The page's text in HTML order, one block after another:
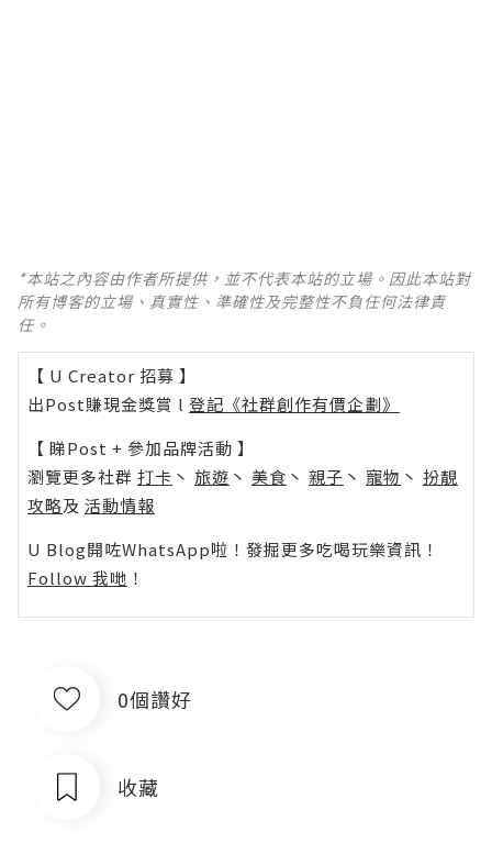
*本站之內容由作者所提供，並不代表本站的立場。因此本站對
所有博客的立場、真實性、準確性及完整性不負任何法律責
任。
【 U Creator 招募 】
出Post賺現金獎賞 l 登記《社群創作有價企劃》
【 睇Post + 參加品牌活動 】
瀏覽更多社群 打卡 丶 旅遊 丶 美食 丶 親子 丶 寵物 丶 扮靚
攻略及 活動情報
U Blog開咗WhatsApp啦！發掘更多吃喝玩樂資訊！
Follow 我哋 ！
0個讚好
收藏